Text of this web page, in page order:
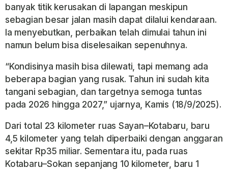
banyak titik kerusakan di lapangan meskipun
sebagian besar jalan masih dapat dilalui kendaraan.
Ia menyebutkan, perbaikan telah dimulai tahun ini
namun belum bisa diselesaikan sepenuhnya.
“Kondisinya masih bisa dilewati, tapi memang ada
beberapa bagian yang rusak. Tahun ini sudah kita
tangani sebagian, dan targetnya semoga tuntas
pada 2026 hingga 2027,” ujarnya, Kamis (18/9/2025).
Dari total 23 kilometer ruas Sayan–Kotabaru, baru
4,5 kilometer yang telah diperbaiki dengan anggaran
sekitar Rp35 miliar. Sementara itu, pada ruas
Kotabaru–Sokan sepanjang 10 kilometer, baru 1